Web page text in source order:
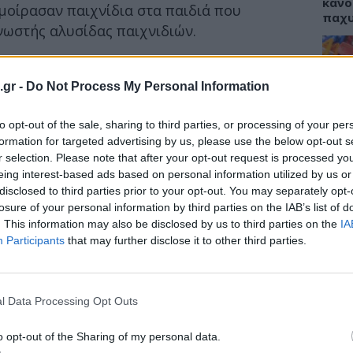
- Do Not Process My Personal Information
opt-out of the sale, sharing to third parties, or processing of your
for targeted advertising by us, please use the below opt-out
selection. Please note that after your opt-out request is processed
interest-based ads based on personal information utilized by us
to third parties prior to your opt-out. You may separately
of your personal information by third parties on the IAB’s list of
This information may also be disclosed by us to third parties on the
Participants that may further disclose it to other third parties.
Data Processing Opt Outs
opt-out of the Sharing of my personal data.
παιχνίδια στα παιδιά που
αλυσίδας παιχνιδιών.
Πλεύρηςδήλωσε πως η επίσκεψη ήταν
Άδωνι Γεωργιάδη:
του φίλου μου Άδωνι, βρισκόμαστε
να μοιράσουμε δώρα στα παιδιά.
μέρες για αυτά τα παιδιά που
να τους δώσουμε χαρά και να τους ευχηθούμε
ΙΣΑ: